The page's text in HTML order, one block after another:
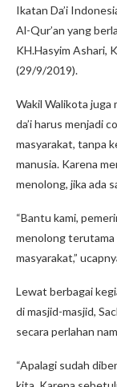
Ikatan Da’i
Al-Qur’an yang
KH.Hasyim Ashari,
(29/9/2019).
Wakil Walikota juga
da’i harus menjadi
masyarakat, tanpa
manusia. Karena
menolong, jika ada
“Bantu kami,
menolong terutama
masyarakat,”
Lewat berbagai
di masjid-masjid,
secara perlahan
“Apalagi sudah